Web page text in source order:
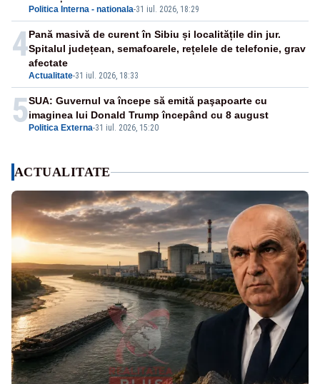
Politica Interna - nationala-31 iul. 2026, 18:29
4
Actualitate-31 iul. 2026, 18:33
Pană masivă de curent în Sibiu și localitățile din jur.
Spitalul județean, semafoarele, rețelele de telefonie, grav
afectate
5 Politica Externa-31 iul. 2026, 15:20
SUA: Guvernul va începe să emită paşapoarte cu
imaginea lui Donald Trump începând cu 8 august
ACTUALITATE